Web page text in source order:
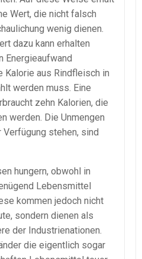
Wert, die nicht falsch
wenig dienen.
dazu kann erhalten
Energieaufwand
Kalorie aus Rindfleisch in
werden muss. Eine
zehn Kalorien, die
werden. Die Unmengen
stehen, sind
hungern, obwohl in
Lebensmittel
kommen jedoch nicht
sondern dienen als
der Industrienationen.
die eigentlich sogar